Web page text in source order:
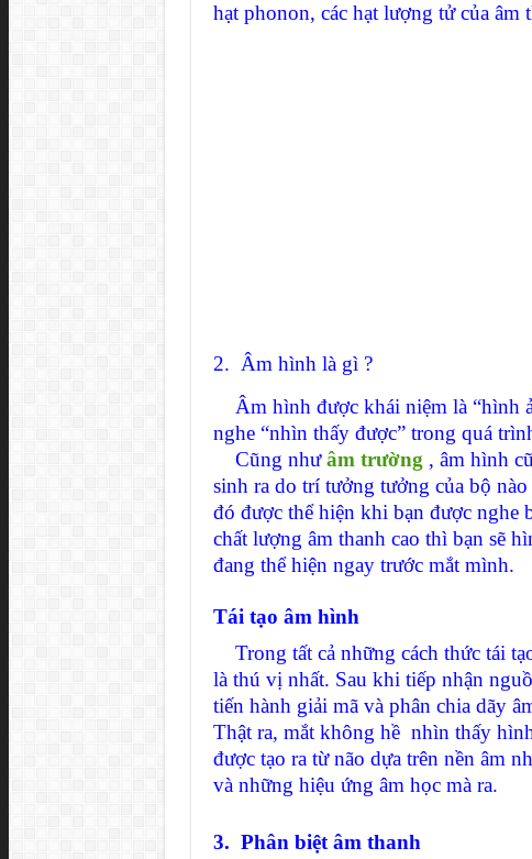
hạt phonon, các hạt lượng tử của âm
2. Âm hình là gì ?
Âm hình được khái niệm là “hình
nghe “nhìn thấy được” trong quá
Cũng nhưâm trường , âm hình
sinh ra do trí tưởng tưởng của bộ
đó được thể hiện khi bạn được nghe
chất lượng âm thanh cao thì bạn sẽ
đang thể hiện ngay trước mắt mình.
Tái tạo âm hình
Trong tất cả những cách thức tái
là thú vị nhất. Sau khi tiếp nhận
tiến hành giải mã và phân chia dãy
Thật ra, mắt không hề nhìn thấy
được tạo ra từ não dựa trên nền âm
và những hiệu ứng âm học mà ra.
3. Phân biệt âm thanh